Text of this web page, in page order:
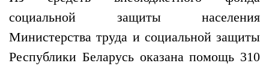
социальной защиты населения
Министерства труда и социальной защиты
Республики Беларусь оказана помощь 310